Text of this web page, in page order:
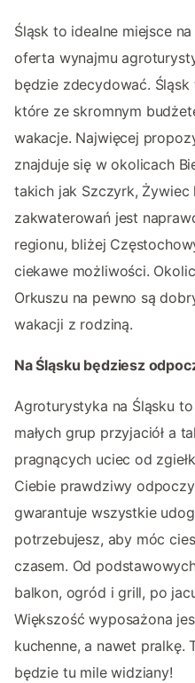
Śląsk to idealne miejsce
oferta wynajmu
będzie zdecydować.
które ze skromnym
wakacje. Najwięcej
znajduje się w okolicach
takich jak Szczyrk,
zakwaterowań jest
regionu, bliżej
ciekawe możliwości.
Orkuszu na pewno są
wakacji z rodziną.
Na Śląsku będziesz
Agroturystyka na Śląsku
małych grup przyjaciół a
pragnących uciec od
Ciebie prawdziwy
gwarantuje wszystkie
potrzebujesz, aby móc
czasem. Od
balkon, ogród i grill, po
Większość wyposażona
kuchenne, a nawet
będzie tu mile widziany!